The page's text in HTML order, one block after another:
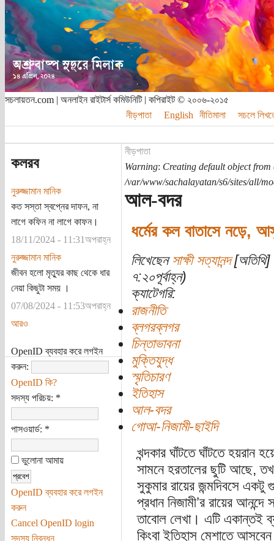
সচলায়তন.com | অনলাইন রাইটার্স কমিউনিটি | কপিরাইট © ২০০৬-২০১৫
নীড়পাতা
English নীতিমালা সচলে
কলরব
নুরুজ্জামান মানিক
কত সস্তা স্বপ্নের দাফন, না
লাগে কফিন না লাগে কাফন।
18/11/2024 - 11:31অপরাহ্ন
নুরুজ্জামান মানিক
জীবন হলো মৃত্যুর কাছ থেকে ধার
নেয়া কিছুটা সময় ।
07/08/2024 - 11:53অপরাহ্ন
আরও
OpenID ব্যবহার করে লগইন
করুন:
OpenID কি?
সদস্য পরিচয়: *
পাসওয়ার্ড: *
ভুলোনা আমায়
OpenID ব্যবহার করে লগইন
করুন
Cancel OpenID login
সদস্য নিবন্ধন
নীড়পাতা
Warning: Creating default object from
/var/www/sachalayatan/s6/sites/all/
আল-বদর
ধর্মের কল বাতাসে নড়ে,
লিখেছেন সাক্ষী সত্যানন্দ[অতিথি]
৭:২০পূর্বাহ্ন)
ক্যাটেগরি:
রাজনীতি
ব্লগরব্লগর
চিন্তাভাবনা
মুক্তিযুদ্ধ
স্মৃতিচারণ
ইতিহাস
আল-বদর
গোআ-নিজামী-ছাইদি
খন্দকার ঘাঁটতে ঘাঁটতে
সামনে হরতালের ছুটি আছে,
সুকুমার রায়ের জন্মদিবসে
প্রধান নিজামী’র রায়ের
তাবোল লেখা। এটি একান্তই
কিংবা ইতিহাস মেশাতে